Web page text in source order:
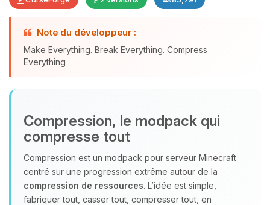
Note du développeur :
Make Everything. Break Everything. Compress
Everything
Compression, le modpack qui
compresse tout
Compression est un modpack pour serveur Minecraft
centré sur une progression extrême autour de la
compression de ressources. L’idée est simple,
fabriquer tout, casser tout, compresser tout, en
Youpi, enfin quelqu’un pour me
parler ! Moi c’est Choupy, ton petit
assistant BoxToPlay. Dis-moi ce dont